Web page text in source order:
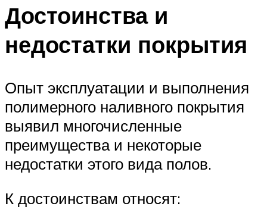
Достоинства и
недостатки покрытия
Опыт эксплуатации и выполнения
полимерного наливного покрытия
выявил многочисленные
преимущества и некоторые
недостатки этого вида полов.
К достоинствам относят: